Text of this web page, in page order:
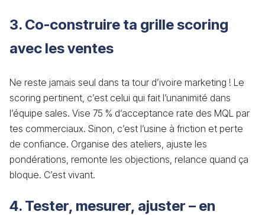
3. Co-construire ta grille scoring
avec les ventes
Ne reste jamais seul dans ta tour d’ivoire marketing ! Le
scoring pertinent, c’est celui qui fait l’unanimité dans
l’équipe sales. Vise 75 % d’acceptance rate des MQL par
tes commerciaux. Sinon, c’est l’usine à friction et perte
de confiance. Organise des ateliers, ajuste les
pondérations, remonte les objections, relance quand ça
bloque. C’est vivant.
4. Tester, mesurer, ajuster – en